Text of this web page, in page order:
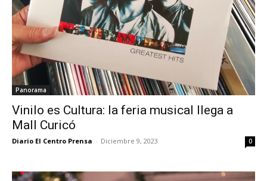
Panorama
Vinilo es Cultura: la feria musical llega a
Mall Curicó
Diario El Centro Prensa - Diciembre 9, 2023 0